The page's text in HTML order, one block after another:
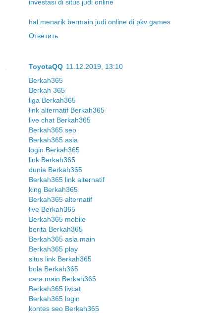
investasi di situs judi online
hal menarik bermain judi online di pkv games
Ответить
ToyotaQQ 11.12.2019, 13:10
Berkah365
Berkah 365
liga Berkah365
link alternatif Berkah365
live chat Berkah365
Berkah365 seo
Berkah365 asia
login Berkah365
link Berkah365
dunia Berkah365
Berkah365 link alternatif
king Berkah365
Berkah365 alternatif
live Berkah365
Berkah365 mobile
berita Berkah365
Berkah365 asia main
Berkah365 play
situs link Berkah365
bola Berkah365
cara main Berkah365
Berkah365 livcat
Berkah365 login
kontes seo Berkah365